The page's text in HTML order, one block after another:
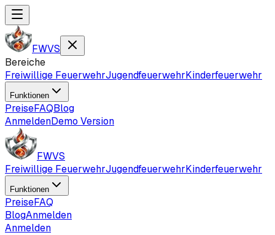
FWVS
Bereiche
Freiwillige FeuerwehrJugendfeuerwehrKinderfeuerwehr
Funktionen
PreiseFAQBlog
AnmeldenDemo Version
FWVS
Freiwillige FeuerwehrJugendfeuerwehrKinderfeuerwehr
Funktionen
PreiseFAQ
BlogAnmelden
Anmelden